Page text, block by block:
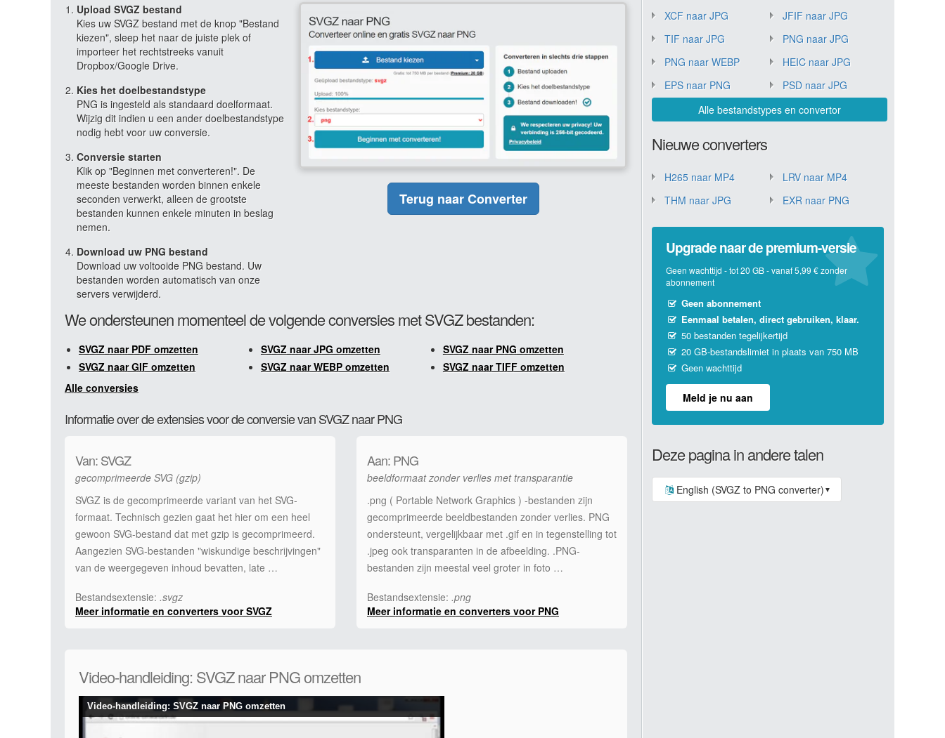
Upload SVGZ bestand
Kies uw SVGZ bestand met de knop "Bestand
kiezen", sleep het naar de juiste plek of
importeer het rechtstreeks vanuit
Dropbox/Google Drive.
Kies het doelbestandstype
PNG is ingesteld als standaard doelformaat.
Wijzig dit indien u een ander doelbestandstype
nodig hebt voor uw conversie.
Conversie starten
Klik op "Beginnen met converteren!". De
meeste bestanden worden binnen enkele
seconden verwerkt, alleen de grootste
bestanden kunnen enkele minuten in beslag
nemen.
Download uw PNG bestand
Download uw voltooide PNG bestand. Uw
bestanden worden automatisch van onze
servers verwijderd.
Terug naar Converter
We ondersteunen momenteel de volgende conversies met SVGZ bestanden:
SVGZ naar PDF omzetten SVGZ naar JPG omzetten
SVGZ naar PNG omzetten
SVGZ naar GIF omzetten
SVGZ naar WEBP omzetten
SVGZ naar TIFF omzetten
Alle conversies
Informatie over de extensies voor de conversie van SVGZ naar PNG
Van: SVGZ
gecomprimeerde SVG (gzip)
SVGZ is de gecomprimeerde variant van het SVG-
formaat. Technisch gezien gaat het hier om een heel
gewoon SVG-bestand dat met gzip is gecomprimeerd.
Aangezien SVG-bestanden "wiskundige beschrijvingen"
van de weergegeven inhoud bevatten, late …
Bestandsextensie: .svgz
Meer informatie en converters voor SVGZ
Aan: PNG
beeldformaat zonder verlies met transparantie
.png ( Portable Network Graphics ) -bestanden zijn
gecomprimeerde beeldbestanden zonder verlies. PNG
ondersteunt, vergelijkbaar met .gif en in tegenstelling tot
.jpeg ook transparanten in de afbeelding. .PNG-
bestanden zijn meestal veel groter in foto …
Bestandsextensie: .png
Meer informatie en converters voor PNG
Video-handleiding: SVGZ naar PNG omzetten
Video-handleiding: SVGZ naar PNG omzetten
XCF naar JPG
JFIF naar JPG
TIF naar JPG
PNG naar JPG
PNG naar WEBP
HEIC naar JPG
EPS naar PNG
PSD naar JPG
Alle bestandstypes en convertor
Nieuwe converters
H265 naar MP4
LRV naar MP4
THM naar JPG
EXR naar PNG
Upgrade naar de premium-versie
Geen wachttijd - tot 20 GB - vanaf 5,99 € zonder
abonnement
Geen abonnement
Eenmaal betalen, direct gebruiken, klaar.
50 bestanden tegelijkertijd
20 GB-bestandslimiet in plaats van 750 MB
Geen wachttijd
Meld je nu aan
Deze pagina in andere talen
English (SVGZ to PNG converter) ▼